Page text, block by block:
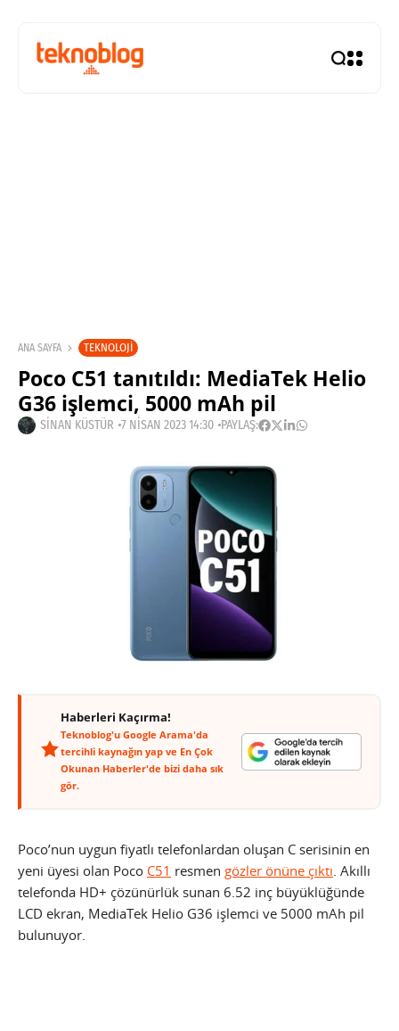
ANA SAYFA TEKNOLOJI
Poco C51 tanıtıldı: MediaTek Helio
G36 işlemci, 5000 mAh pil
SINAN KÜSTÜR 7 NISAN 2023 14:30 PAYLAŞ:
Haberleri Kaçırma!
Teknoblog'u Google Arama'da
tercihli kaynağın yap ve En Çok
Okunan Haberler'de bizi daha sık
gör.
Poco’nun uygun fiyatlı telefonlardan oluşan C serisinin en
yeni üyesi olan Poco C51 resmen gözler önüne çıktı. Akıllı
telefonda HD+ çözünürlük sunan 6.52 inç büyüklüğünde
LCD ekran, MediaTek Helio G36 işlemci ve 5000 mAh pil
bulunuyor.